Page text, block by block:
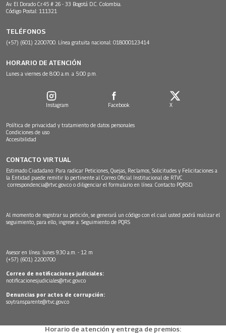
Av. El Dorado Cr.45 # 26 - 33 Bogotá D.C. Colombia.
Código Postal: 111321
TELÉFONOS
(+57) (601) 2200700. Línea gratuita nacional: 018000123414
HORARIO DE ATENCIÓN
Lunes a viernes de 8:00 a.m. a 5:00 p.m.
Instagram Facebook X
Política de privacidad y tratamiento de datos personales
Condiciones de uso
Accesibilidad
CONTACTO VIRTUAL
Estimado Ciudadano: Para radicar Peticiones, Quejas, Reclamos, Solicitudes y Felicitaciones a
la Entidad puede remitir lo pertinente al Correo Oficial Institucional de RTVC
correspondencia@rtvc.gov.co o diligenciar el formulario en línea: Contacto PQRSD.
Al momento de registrar su petición, se generará un código con el cual usted podrá realizar el
seguimiento, para ello, ingrese a: Seguimiento de PQRS
Asesor en línea: lunes 9:30 a.m. - 12 m
(+57) (601) 2200700
Correo de notificaciones judiciales:
notificacionesjudiciales@rtvc.gov.co
Denuncias por actos de corrupción:
soytransparente@rtvc.gov.co
Horario de atención y entrega de premios: